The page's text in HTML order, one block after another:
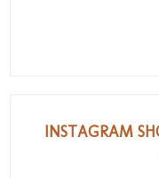
INSTAGRAM